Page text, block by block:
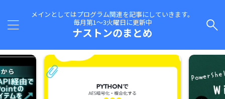
メインとしてはプログラム関連を記事にしていきます。
毎月第1～3火曜日に更新中
ナストンのまとめ